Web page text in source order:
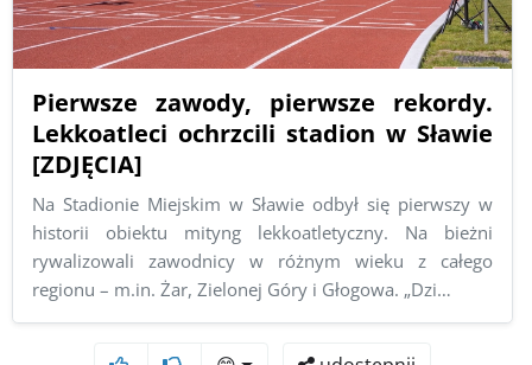
Pierwsze zawody, pierwsze rekordy.
Lekkoatleci ochrzcili stadion w Sławie
[ZDJĘCIA]
Na Stadionie Miejskim w Sławie odbył się pierwszy w
historii obiektu mityng lekkoatletyczny. Na bieżni
rywalizowali zawodnicy w różnym wieku z całego
regionu – m.in. Żar, Zielonej Góry i Głogowa. „Dzi…